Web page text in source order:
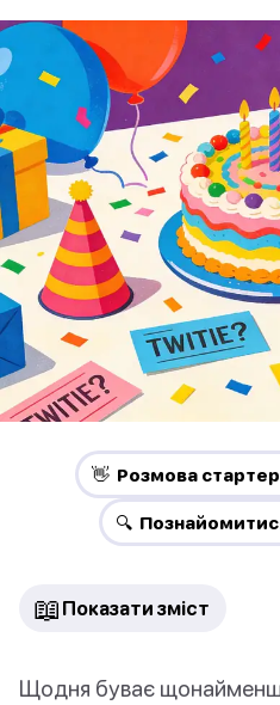
👋 Pозмова
🔍
📖 Показати зміст
Щодня буває